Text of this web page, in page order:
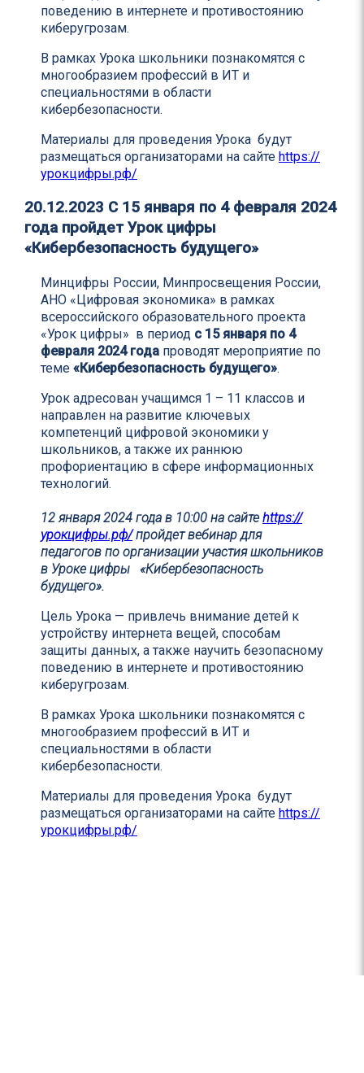
поведению в интернете и противостоянию
киберугрозам.
В рамках Урока школьники познакомятся с
многообразием профессий в ИТ и
специальностями в области
кибербезопасности.
Материалы для проведения Урока будут
размещаться организаторами на сайте https://
урокцифры.рф/
20.12.2023 С 15 января по 4 февраля 2024
года пройдет Урок цифры
«Кибербезопасность будущего»
Минцифры России, Минпросвещения России,
АНО «Цифровая экономика» в рамках
всероссийского образовательного проекта
«Урок цифры» в период с 15 января по 4
февраля 2024 года проводят мероприятие по
теме «Кибербезопасность будущего».
Урок адресован учащимся 1 – 11 классов и
направлен на развитие ключевых
компетенций цифровой экономики у
школьников, а также их раннюю
профориентацию в сфере информационных
технологий.
12 января 2024 года в 10:00 на сайте https://
урокцифры.рф/пройдет вебинар для
педагогов по организации участия школьников
в Уроке цифры «Кибербезопасность
будущего».
Цель Урока — привлечь внимание детей к
устройству интернета вещей, способам
защиты данных, а также научить безопасному
поведению в интернете и противостоянию
киберугрозам.
В рамках Урока школьники познакомятся с
многообразием профессий в ИТ и
специальностями в области
кибербезопасности.
Материалы для проведения Урока будут
размещаться организаторами на сайте https://
урокцифры.рф/